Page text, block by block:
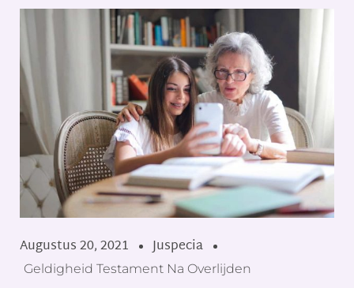
Augustus 20, 2021 Juspecia
Geldigheid Testament Na Overlijden